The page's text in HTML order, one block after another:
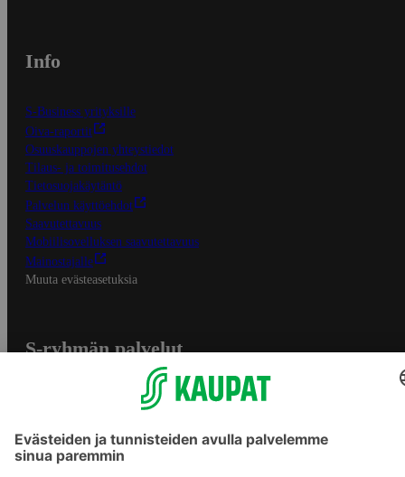
Info
S-Business yrityksille
Oiva-raportit
Osuuskauppojen yhteystiedot
Tilaus- ja toimitusehdot
Tietosuojakäytäntö
Palvelun käyttöehdot
Saavutettavuus
Mobiilisovelluksen saavutettavuus
Mainostajalle
Muuta evästeasetuksia
S-ryhmän palvelut
Yhteishyvä Ruoka -sovellus
S-ostoslista -sovellus